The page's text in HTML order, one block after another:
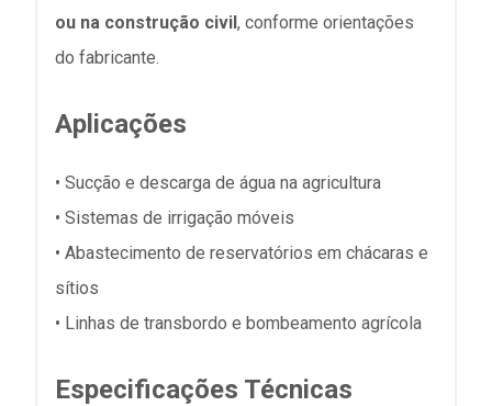
ou na construção civil, conforme orientações
do fabricante.
Aplicações
• Sucção e descarga de água na agricultura
• Sistemas de irrigação móveis
• Abastecimento de reservatórios em chácaras e
sítios
• Linhas de transbordo e bombeamento agrícola
Especificações Técnicas